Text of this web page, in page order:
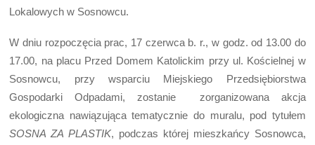
Lokalowych w Sosnowcu.
W dniu rozpoczęcia prac, 17 czerwca b. r., w godz. od 13.00 do
17.00, na placu Przed Domem Katolickim przy ul. Kościelnej w
Sosnowcu, przy wsparciu Miejskiego Przedsiębiorstwa
Gospodarki Odpadami, zostanie zorganizowana akcja
ekologiczna nawiązująca tematycznie do muralu, pod tytułem
SOSNA ZA PLASTIK, podczas której mieszkańcy Sosnowca,